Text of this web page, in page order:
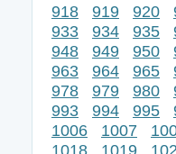
918
919 920
933
934 935
948
949 950
963
964 965
978
979 980
993
994 995
1006
1007
1018
1019